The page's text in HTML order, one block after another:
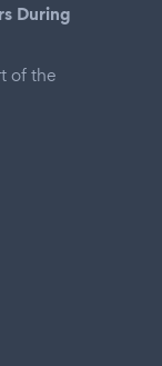
During
of the